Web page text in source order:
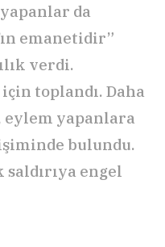
da
emanetidir”
verdi.
toplandı. Daha
eylem yapanlara
bulundu.
engel